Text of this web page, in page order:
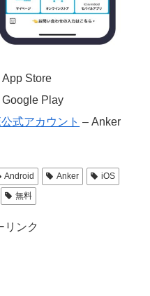
App Store
Google Play
式アカウント – Anker
Android Anker
iOS
無料
リンク